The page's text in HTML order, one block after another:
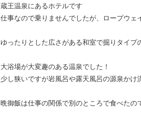
蔵王温泉にあるホテルです
仕事なので乗りませんでしたが、ロープウェ
ゆったりとした広さがある和室で掘りタイ
大浴場が大変趣のある温泉でした！
少し狭いですが岩風呂や露天風呂の源泉かけ
晩御飯は仕事の関係で別のところで食べた